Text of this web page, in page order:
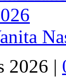
2026 |